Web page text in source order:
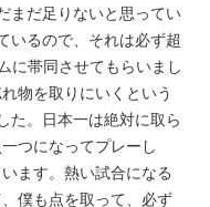
まだ足りないと思ってい
いるので、それは必ず超
に帯同させてもらいまし
物を取りにいくという
た。日本一は絶対に取ら
つになってプレーし
ます。熱い試合になる
僕も点を取って、必ず